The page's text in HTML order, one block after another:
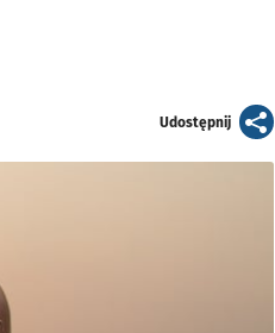
Udostępnijartykuł